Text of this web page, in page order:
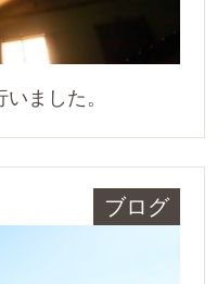
ました。
ブログ